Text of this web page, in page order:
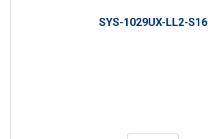
SYS-1029UX-LL2-S16